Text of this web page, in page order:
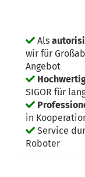
Als
wir für
Angebot
SIGOR für
in
Service
Roboter